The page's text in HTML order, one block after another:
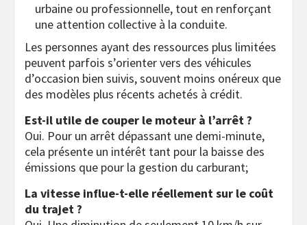
urbaine ou professionnelle, tout en renforçant
une attention collective à la conduite.
Les personnes ayant des ressources plus limitées
peuvent parfois s’orienter vers des véhicules
d’occasion bien suivis, souvent moins onéreux que
des modèles plus récents achetés à crédit.
Est-il utile de couper le moteur à l’arrêt ?
Oui. Pour un arrêt dépassant une demi-minute,
cela présente un intérêt tant pour la baisse des
émissions que pour la gestion du carburant;
La vitesse influe-t-elle réellement sur le coût
du trajet ?